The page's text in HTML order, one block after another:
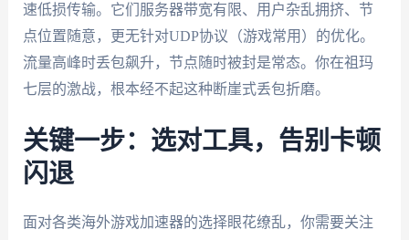
速低损传输。它们服务器带宽有限、用户杂乱拥挤、节
点位置随意，更无针对UDP协议（游戏常用）的优化。
流量高峰时丢包飙升，节点随时被封是常态。你在祖玛
七层的激战，根本经不起这种断崖式丢包折磨。
关键一步：选对工具，告别卡顿
闪退
面对各类海外游戏加速器的选择眼花缭乱，你需要关注